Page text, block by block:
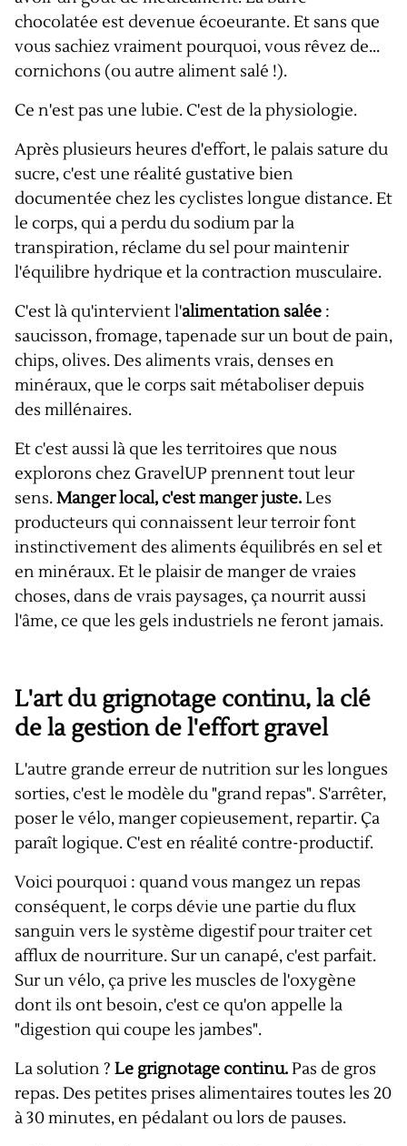
chocolatée est devenue écoeurante. Et sans que
vous sachiez vraiment pourquoi, vous rêvez de...
cornichons (ou autre aliment salé !).
Ce n'est pas une lubie. C'est de la physiologie.
Après plusieurs heures d'effort, le palais sature du
sucre, c'est une réalité gustative bien
documentée chez les cyclistes longue distance. Et
le corps, qui a perdu du sodium par la
transpiration, réclame du sel pour maintenir
l'équilibre hydrique et la contraction musculaire.
C'est là qu'intervient l'alimentation salée :
saucisson, fromage, tapenade sur un bout de pain,
chips, olives. Des aliments vrais, denses en
minéraux, que le corps sait métaboliser depuis
des millénaires.
Et c'est aussi là que les territoires que nous
explorons chez GravelUP prennent tout leur
sens.Manger local, c'est manger juste.Les
producteurs qui connaissent leur terroir font
instinctivement des aliments équilibrés en sel et
en minéraux. Et le plaisir de manger de vraies
choses, dans de vrais paysages, ça nourrit aussi
l'âme, ce que les gels industriels ne feront jamais.
L'art du grignotage continu, la clé
de la gestion de l'effort gravel
L'autre grande erreur de nutrition sur les longues
sorties, c'est le modèle du "grand repas". S'arrêter,
poser le vélo, manger copieusement, repartir. Ça
paraît logique. C'est en réalité contre-productif.
Voici pourquoi : quand vous mangez un repas
conséquent, le corps dévie une partie du flux
sanguin vers le système digestif pour traiter cet
afflux de nourriture. Sur un canapé, c'est parfait.
Sur un vélo, ça prive les muscles de l'oxygène
dont ils ont besoin, c'est ce qu'on appelle la
"digestion qui coupe les jambes".
La solution ? Le grignotage continu.Pas de gros
repas. Des petites prises alimentaires toutes les 20
à 30 minutes, en pédalant ou lors de pauses.